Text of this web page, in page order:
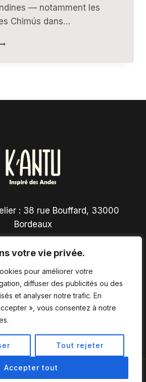
votre vie privée.
pour améliorer votre
diffuser des publicités ou des
et analyser notre trafic. En
», vous consentez à notre
Tout rejeter
Accepter tout
— notamment les
Chimús dans…
: 38 rue Bouffard, 33000
Bordeaux
générales de vente